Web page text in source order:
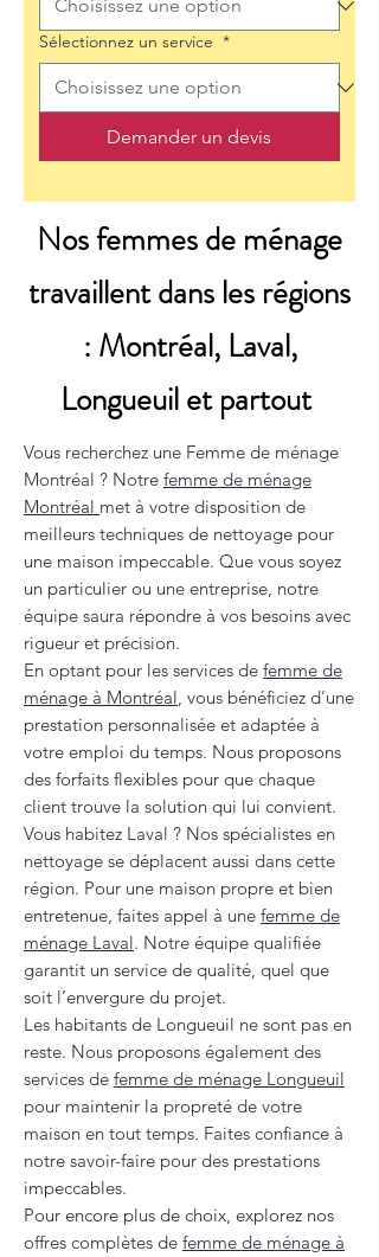
Sélectionnez un service *
Demander un devis
Nos femmes de ménage
travaillent dans les régions
: Montréal, Laval,
Longueuil et partout
Vous recherchez une Femme de ménage
Montréal ? Notre femme de ménage
Montréal met à votre disposition de
meilleurs techniques de nettoyage pour
une maison impeccable. Que vous soyez
un particulier ou une entreprise, notre
équipe saura répondre à vos besoins avec
rigueur et précision.
En optant pour les services de femme de
ménage à Montréal, vous bénéficiez d’une
prestation personnalisée et adaptée à
votre emploi du temps. Nous proposons
des forfaits flexibles pour que chaque
client trouve la solution qui lui convient.
Vous habitez Laval ? Nos spécialistes en
nettoyage se déplacent aussi dans cette
région. Pour une maison propre et bien
entretenue, faites appel à une femme de
ménage Laval. Notre équipe qualifiée
garantit un service de qualité, quel que
soit l’envergure du projet.
Les habitants de Longueuil ne sont pas en
reste. Nous proposons également des
services de femme de ménage Longueuil
pour maintenir la propreté de votre
maison en tout temps. Faites confiance à
notre savoir-faire pour des prestations
impeccables.
Pour encore plus de choix, explorez nos
offres complètes de femme de ménage à